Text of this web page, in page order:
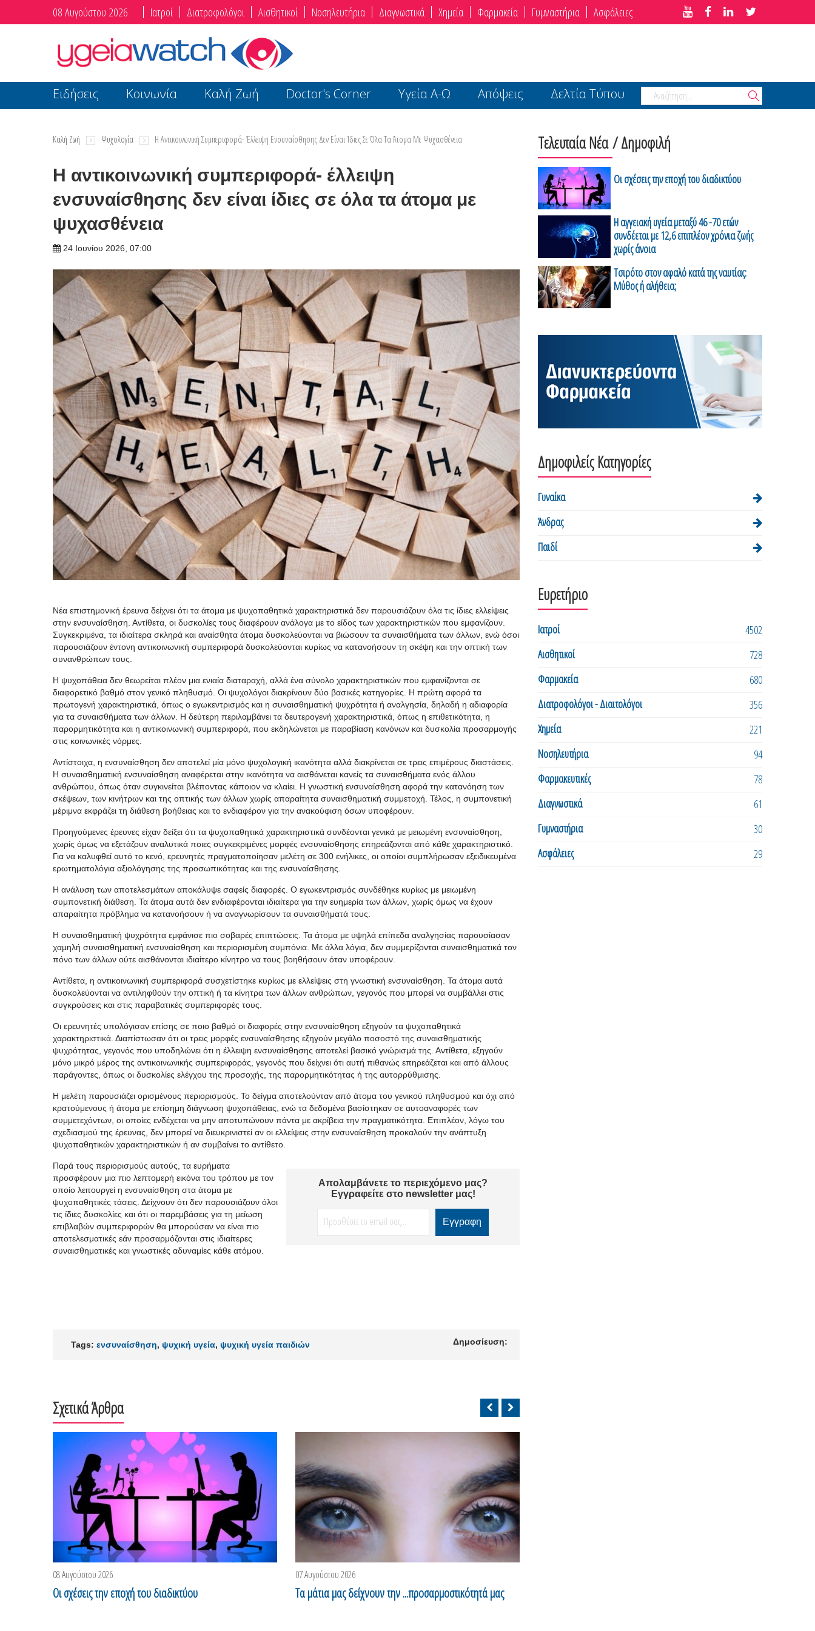
08 Αυγούστου 2026 Ιατροί Διατροφολόγοι Αισθητικοί Νοσηλευτήρια Διαγνωστικά Χημεία Φαρμακεία Γυμναστήρια Ασφάλειες
Ειδήσεις Κοινωνία Καλή Ζωή Doctor's Corner Υγεία Α-Ω Απόψεις Δελτία Τύπου
Καλή Ζωή Ψυχολογία Η Αντικοινωνική Συμπεριφορά- Έλλειψη Ενσυναίσθησης Δεν Είναι Ίδιες Σε Όλα Τα Άτομα Με Ψυχασθένεια
Η αντικοινωνική συμπεριφορά- έλλειψη
ενσυναίσθησης δεν είναι ίδιες σε όλα τα άτομα με
ψυχασθένεια
24 Ιουνίου 2026, 07:00
Νέα επιστημονική έρευνα δείχνει ότι τα άτομα με ψυχοπαθητικά χαρακτηριστικά δεν παρουσιάζουν όλα τις ίδιες ελλείψεις
στην ενσυναίσθηση. Αντίθετα, οι δυσκολίες τους διαφέρουν ανάλογα με το είδος των χαρακτηριστικών που εμφανίζουν.
Συγκεκριμένα, τα ιδιαίτερα σκληρά και αναίσθητα άτομα δυσκολεύονται να βιώσουν τα συναισθήματα των άλλων, ενώ όσοι
παρουσιάζουν έντονη αντικοινωνική συμπεριφορά δυσκολεύονται κυρίως να κατανοήσουν τη σκέψη και την οπτική των
συνανθρώπων τους.
Η ψυχοπάθεια δεν θεωρείται πλέον μια ενιαία διαταραχή, αλλά ένα σύνολο χαρακτηριστικών που εμφανίζονται σε
διαφορετικό βαθμό στον γενικό πληθυσμό. Οι ψυχολόγοι διακρίνουν δύο βασικές κατηγορίες. Η πρώτη αφορά τα
πρωτογενή χαρακτηριστικά, όπως ο εγωκεντρισμός και η συναισθηματική ψυχρότητα ή αναλγησία, δηλαδή η αδιαφορία
για τα συναισθήματα των άλλων. Η δεύτερη περιλαμβάνει τα δευτερογενή χαρακτηριστικά, όπως η επιθετικότητα, η
παρορμητικότητα και η αντικοινωνική συμπεριφορά, που εκδηλώνεται με παραβίαση κανόνων και δυσκολία προσαρμογής
στις κοινωνικές νόρμες.
Αντίστοιχα, η ενσυναίσθηση δεν αποτελεί μία μόνο ψυχολογική ικανότητα αλλά διακρίνεται σε τρεις επιμέρους διαστάσεις.
Η συναισθηματική ενσυναίσθηση αναφέρεται στην ικανότητα να αισθάνεται κανείς τα συναισθήματα ενός άλλου
ανθρώπου, όπως όταν συγκινείται βλέποντας κάποιον να κλαίει. Η γνωστική ενσυναίσθηση αφορά την κατανόηση των
σκέψεων, των κινήτρων και της οπτικής των άλλων χωρίς απαραίτητα συναισθηματική συμμετοχή. Τέλος, η συμπονετική
μέριμνα εκφράζει τη διάθεση βοήθειας και το ενδιαφέρον για την ανακούφιση όσων υποφέρουν.
Προηγούμενες έρευνες είχαν δείξει ότι τα ψυχοπαθητικά χαρακτηριστικά συνδέονται γενικά με μειωμένη ενσυναίσθηση,
χωρίς όμως να εξετάζουν αναλυτικά ποιες συγκεκριμένες μορφές ενσυναίσθησης επηρεάζονται από κάθε χαρακτηριστικό.
Για να καλυφθεί αυτό το κενό, ερευνητές πραγματοποίησαν μελέτη σε 300 ενήλικες, οι οποίοι συμπλήρωσαν εξειδικευμένα
ερωτηματολόγια αξιολόγησης της προσωπικότητας και της ενσυναίσθησης.
Η ανάλυση των αποτελεσμάτων αποκάλυψε σαφείς διαφορές. Ο εγωκεντρισμός συνδέθηκε κυρίως με μειωμένη
συμπονετική διάθεση. Τα άτομα αυτά δεν ενδιαφέρονται ιδιαίτερα για την ευημερία των άλλων, χωρίς όμως να έχουν
απαραίτητα πρόβλημα να κατανοήσουν ή να αναγνωρίσουν τα συναισθήματά τους.
Η συναισθηματική ψυχρότητα εμφάνισε πιο σοβαρές επιπτώσεις. Τα άτομα με υψηλά επίπεδα αναλγησίας παρουσίασαν
χαμηλή συναισθηματική ενσυναίσθηση και περιορισμένη συμπόνια. Με άλλα λόγια, δεν συμμερίζονται συναισθηματικά τον
πόνο των άλλων ούτε αισθάνονται ιδιαίτερο κίνητρο να τους βοηθήσουν όταν υποφέρουν.
Αντίθετα, η αντικοινωνική συμπεριφορά συσχετίστηκε κυρίως με ελλείψεις στη γνωστική ενσυναίσθηση. Τα άτομα αυτά
δυσκολεύονται να αντιληφθούν την οπτική ή τα κίνητρα των άλλων ανθρώπων, γεγονός που μπορεί να συμβάλλει στις
συγκρούσεις και στις παραβατικές συμπεριφορές τους.
Οι ερευνητές υπολόγισαν επίσης σε ποιο βαθμό οι διαφορές στην ενσυναίσθηση εξηγούν τα ψυχοπαθητικά
χαρακτηριστικά. Διαπίστωσαν ότι οι τρεις μορφές ενσυναίσθησης εξηγούν μεγάλο ποσοστό της συναισθηματικής
ψυχρότητας, γεγονός που υποδηλώνει ότι η έλλειψη ενσυναίσθησης αποτελεί βασικό γνώρισμά της. Αντίθετα, εξηγούν
μόνο μικρό μέρος της αντικοινωνικής συμπεριφοράς, γεγονός που δείχνει ότι αυτή πιθανώς επηρεάζεται και από άλλους
παράγοντες, όπως οι δυσκολίες ελέγχου της προσοχής, της παρορμητικότητας ή της αυτορρύθμισης.
Η μελέτη παρουσιάζει ορισμένους περιορισμούς. Το δείγμα αποτελούνταν από άτομα του γενικού πληθυσμού και όχι από
κρατούμενους ή άτομα με επίσημη διάγνωση ψυχοπάθειας, ενώ τα δεδομένα βασίστηκαν σε αυτοαναφορές των
συμμετεχόντων, οι οποίες ενδέχεται να μην αποτυπώνουν πάντα με ακρίβεια την πραγματικότητα. Επιπλέον, λόγω του
σχεδιασμού της έρευνας, δεν μπορεί να διευκρινιστεί αν οι ελλείψεις στην ενσυναίσθηση προκαλούν την ανάπτυξη
ψυχοπαθητικών χαρακτηριστικών ή αν συμβαίνει το αντίθετο.
Απολαμβάνετε το περιεχόμενο μας?
Εγγραφείτε στο newsletter μας!
Παρά τους περιορισμούς αυτούς, τα ευρήματα
προσφέρουν μια πιο λεπτομερή εικόνα του τρόπου με τον
οποίο λειτουργεί η ενσυναίσθηση στα άτομα με
ψυχοπαθητικές τάσεις. Δείχνουν ότι δεν παρουσιάζουν όλοι
τις ίδιες δυσκολίες και ότι οι παρεμβάσεις για τη μείωση
επιβλαβών συμπεριφορών θα μπορούσαν να είναι πιο
αποτελεσματικές εάν προσαρμόζονται στις ιδιαίτερες
συναισθηματικές και γνωστικές αδυναμίες κάθε ατόμου.
Tags: ενσυναίσθηση, ψυχική υγεία, ψυχική υγεία παιδιών Δημοσίευση:
Σχετικά Άρθρα
08 Αυγούστου 2026
Οι σχέσεις την εποχή του διαδικτύου
07 Αυγούστου 2026
Τα μάτια μας δείχνουν την ...προσαρμοστικότητά μας
Τελευταία Νέα / Δημοφιλή
Οι σχέσεις την εποχή του διαδικτύου
H αγγειακή υγεία μεταξύ 46 -70 ετών
συνδέεται με 12,6 επιπλέον χρόνια ζωής
χωρίς άνοια
Τσιρότο στον αφαλό κατά της ναυτίας:
Μύθος ή αλήθεια;
Δημοφιλείς Κατηγορίες
Γυναίκα
Άνδρας
Παιδί
Ευρετήριο
Ιατροί
4502
Αισθητικοί
728
Φαρμακεία
680
Διατροφολόγοι - Διαιτολόγοι
356
Χημεία
221
Νοσηλευτήρια
94
Φαρμακευτικές
78
Διαγνωστικά
61
Γυμναστήρια
30
Ασφάλειες
29